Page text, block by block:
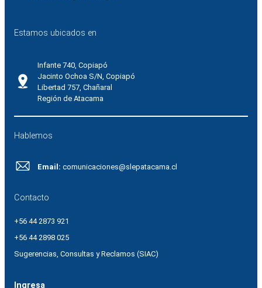
Estamos ubicados en
Infante 740, Copiapó
Jacinto Ochoa S/N, Copiapó
Libertad 757, Chañaral
Región de Atacama
Hablemos
Email: comunicaciones@slepatacama.cl
Contacto
+56 44 2873 921
+56 44 2898 025
Sugerencias, Consultas y Reclamos (SIAC)
Ingresa